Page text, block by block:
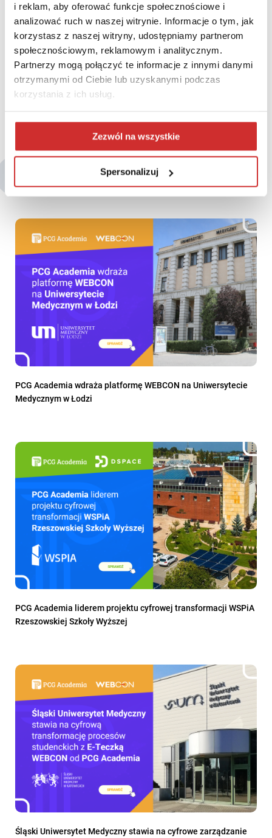
i reklam, aby oferować funkcje społecznościowe i
analizować ruch w naszej witrynie. Informacje o tym, jak
korzystasz z naszej witryny, udostępniamy partnerom
społecznościowym, reklamowym i analitycznym.
Partnerzy mogą połączyć te informacje z innymi danymi
otrzymanymi od Ciebie lub uzyskanymi podczas
korzystania z ich usług.
Zezwól na wszystkie
Spersonalizuj
Być może zainteresują Cię także:
PCG Academia wdraża platformę WEBCON na Uniwersytecie
Medycznym w Łodzi
PCG Academia liderem projektu cyfrowej transformacji WSPiA
Rzeszowskiej Szkoły Wyższej
Śląski Uniwersytet Medyczny stawia na cyfrowe zarządzanie